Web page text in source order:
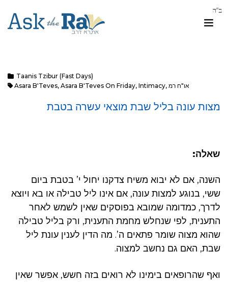
Taanis Tzibur (Fast Days)
Asara B'Teves, Asara B'Teves On Friday, Intimacy, או"ח רמ
מצות עונה בליל שבת מוצאי עשרה בטבת
שאלה:
השנה, אם לא יבוא משיח צדקנו יחול י’ בטבת ביום
ששי, בנוגע למצות עונה, אם אינו ליל טבילה או בא ויוצא
לדרך, כמדומה שמובא בפוסקים שאין ‏‏לשמש לאחר
התענית, לפי שנחלש מחמת התענית, ורק בליל טבילה
שהוא מצוה שומר פתאים ה’. מה הדין לענין עונת ליל
שבת, האם גם נחשב למצוה.‏
ואף שהרופאים בימינו לא רואים בזה חשש, אפשר שאין